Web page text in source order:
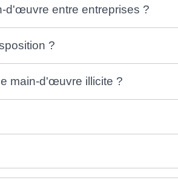
d'œuvre entre entreprises ?
?
main-d'œuvre illicite ?